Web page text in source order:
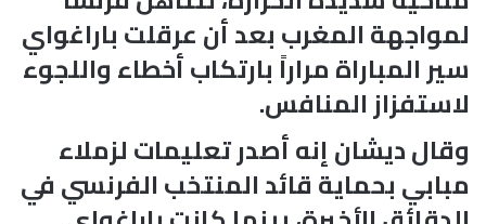
لمواجهة المغرب بعد أن عرقلت باراغواي
سير المباراة مراراً بارتكاب أخطاء واللجوء
لاستفزاز المنافس.
وقال ديشان إنه أصدر تعليمات لزملاء
مبابي بحماية قائد المنتخب الفرنسي في